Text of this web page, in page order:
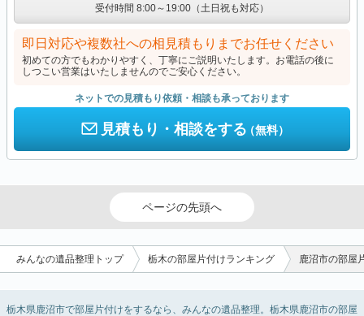
受付時間 8:00～19:00（土日祝も対応）
即日対応や複数社への相見積もりまでお任せください
初めての方でもわかりやすく、丁寧にご説明いたします。お電話の後に
しつこい営業はいたしませんのでご安心ください。
ネットでの見積もり依頼・相談も承っております
見積もり・相談をする（無料）
ページの先頭へ
みんなの遺品整理トップ 栃木の部屋片付けランキング 鹿沼市の部屋
栃木県鹿沼市で部屋片付けをするなら、みんなの遺品整理。栃木県鹿沼市の部屋